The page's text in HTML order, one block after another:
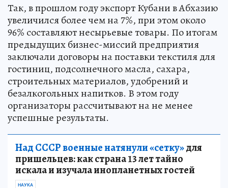
Так, в прошлом году экспорт Кубани в Абхазию
увеличился более чем на 7%, при этом около
96% составляют несырьевые товары. По итогам
предыдущих бизнес-миссий предприятия
заключали договоры на поставки текстиля для
гостиниц, подсолнечного масла, сахара,
строительных материалов, удобрений и
безалкогольных напитков. В этом году
организаторы рассчитывают на не менее
успешные результаты.
Над СССР военные натянули «сетку»для
пришельцев: как страна 13 лет тайно
искала и изучала инопланетных гостей
НАУКА